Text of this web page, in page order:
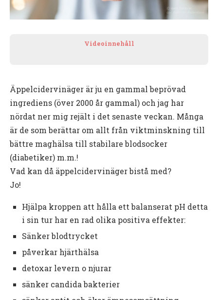
Videoinnehåll
Äppelcidervinäger är ju en gammal beprövad
ingrediens (över 2000 år gammal) och jag har
nördat ner mig rejält i det senaste veckan. Många
är de som berättar om allt från viktminskning till
bättre maghälsa till stabilare blodsocker
(diabetiker) m.m.!
Vad kan då äppelcidervinäger bistå med?
Jo!
Hjälpa kroppen att hålla ett balanserat pH detta
i sin tur har en rad olika positiva effekter:
Sänker blodtrycket
påverkar hjärthälsa
detoxar levern o njurar
sänker candida bakterier